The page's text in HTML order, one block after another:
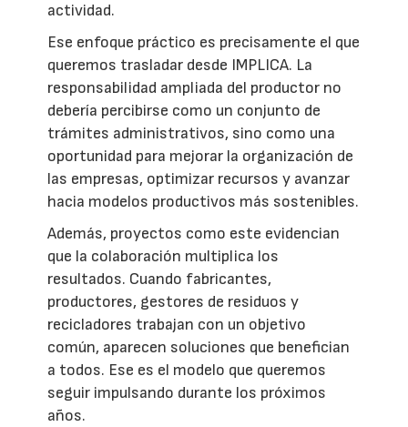
actividad.
Ese enfoque práctico es precisamente el que
queremos trasladar desde IMPLICA. La
responsabilidad ampliada del productor no
debería percibirse como un conjunto de
trámites administrativos, sino como una
oportunidad para mejorar la organización de
las empresas, optimizar recursos y avanzar
hacia modelos productivos más sostenibles.
Además, proyectos como este evidencian
que la colaboración multiplica los
resultados. Cuando fabricantes,
productores, gestores de residuos y
recicladores trabajan con un objetivo
común, aparecen soluciones que benefician
a todos. Ese es el modelo que queremos
seguir impulsando durante los próximos
años.